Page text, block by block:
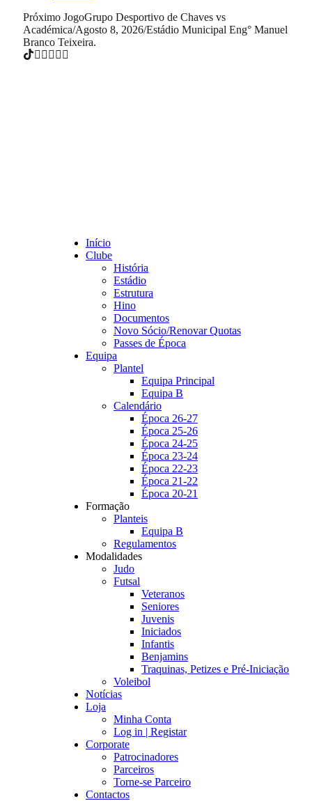
Próximo JogoGrupo Desportivo de Chaves vs
Académica/Agosto 8, 2026/Estádio Municipal Eng° Manuel
Branco Teixeira.
Início
Clube
História
Estádio
Estrutura
Hino
Documentos
Novo Sócio/Renovar Quotas
Passes de Época
Equipa
Plantel
Equipa Principal
Equipa B
Calendário
Época 26-27
Época 25-26
Época 24-25
Época 23-24
Época 22-23
Época 21-22
Época 20-21
Formação
Planteis
Equipa B
Regulamentos
Modalidades
Judo
Futsal
Veteranos
Seniores
Juvenis
Iniciados
Infantis
Benjamins
Traquinas, Petizes e Pré-Iniciação
Voleibol
Notícias
Loja
Minha Conta
Log in | Registar
Corporate
Patrocinadores
Parceiros
Torne-se Parceiro
Contactos